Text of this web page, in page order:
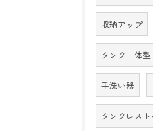
収納アップ
タンク一体型
手洗い器
タンクレスト